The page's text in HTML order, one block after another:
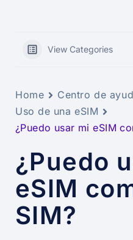
View Categories
Home
Centro de
Uso de una eSIM
¿Puedo usar mi eSIM
¿Puedo
eSIM
SIM?